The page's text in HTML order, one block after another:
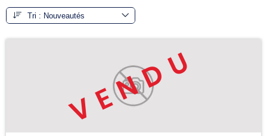
VENDU